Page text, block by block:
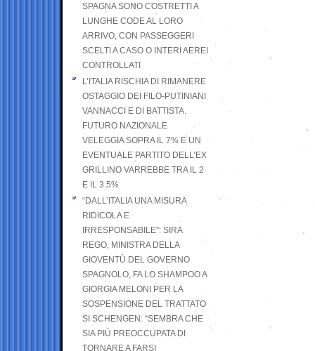
SPAGNA SONO COSTRETTI A
LUNGHE CODE AL LORO
ARRIVO, CON PASSEGGERI
SCELTI A CASO O INTERI AEREI
CONTROLLATI
L’ITALIA RISCHIA DI RIMANERE
OSTAGGIO DEI FILO-PUTINIANI
VANNACCI E DI BATTISTA.
FUTURO NAZIONALE
VELEGGIA SOPRA IL 7% E UN
EVENTUALE PARTITO DELL’EX
GRILLINO VARREBBE TRA IL 2
E IL 3.5%
“DALL’ITALIA UNA MISURA
RIDICOLA E
IRRESPONSABILE”: SIRA
REGO, MINISTRA DELLA
GIOVENTÙ DEL GOVERNO
SPAGNOLO, FA LO SHAMPOO A
GIORGIA MELONI PER LA
SOSPENSIONE DEL TRATTATO
SI SCHENGEN: “SEMBRA CHE
SIA PIÙ PREOCCUPATA DI
TORNARE A FARSI